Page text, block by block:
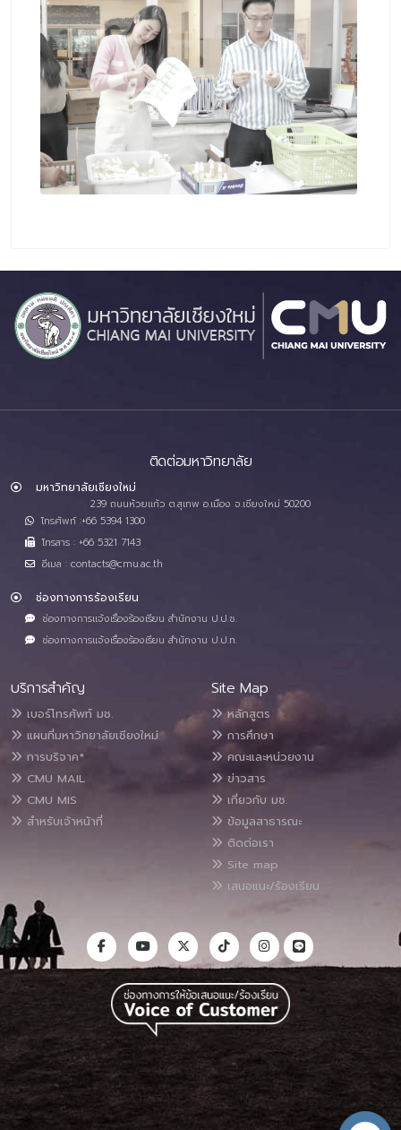
ติดต่อมหาวิทยาลัย
มหาวิทยาลัยเชียงใหม่
239 ถนนห้วยแก้ว ต.สุเทพ อ.เมือง จ.เชียงใหม่ 50200
โทรศัพท์ :+66 5394 1300
โทรสาร : +66 5321 7143
อีเมล : contacts@cmu.ac.th
ช่องทางการร้องเรียน
ช่องทางการแจ้งเรื่องร้องเรียน สำนักงาน ป.ป.ช.
ช่องทางการแจ้งเรื่องร้องเรียน สำนักงาน ป.ป.ท.
บริการสำคัญ
เบอร์โทรศัพท์ มช.
แผนที่มหาวิทยาลัยเชียงใหม่
การบริจาค*
CMU MAIL
CMU MIS
สำหรับเจ้าหน้าที่
Site Map
หลักสูตร
การศึกษา
คณะและหน่วยงาน
ข่าวสาร
เกี่ยวกับ มช.
ข้อมูลสาธารณะ
ติดต่อเรา
Site map
เสนอแนะ/ร้องเรียน